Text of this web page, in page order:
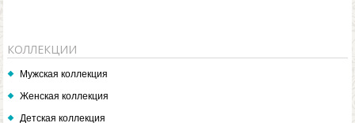
КОЛЛЕКЦИИ
Мужская коллекция
Женская коллекция
Детская коллекция